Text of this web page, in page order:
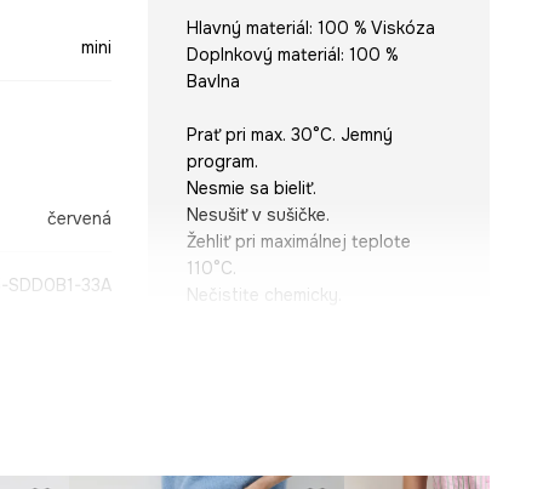
mini
červená
SDD0B1-33A
Hlavný materiál: 100 % Viskóza
Doplnkový materiál: 100 %
Bavlna
Prať pri max. 30°C. Jemný
program.
Nesmie sa bieliť.
Nesušiť v sušičke.
Žehliť pri maximálnej teplote
110°C.
Nečistite chemicky.